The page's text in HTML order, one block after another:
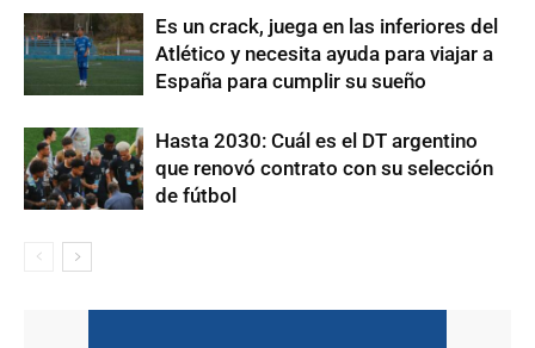
Es un crack, juega en las inferiores del
Atlético y necesita ayuda para viajar a
España para cumplir su sueño
Hasta 2030: Cuál es el DT argentino
que renovó contrato con su selección
de fútbol